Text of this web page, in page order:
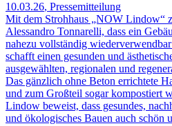
10.03.26, Pressemitteilung
Mit dem Strohhaus „NOW Lindow“
Alessandro Tonnarelli, dass ein
nahezu vollständig
schafft einen gesunden und
ausgewählten, regionalen und
Das gänzlich ohne Beton errichtete
und zum Großteil sogar kompostiert
Lindow beweist, dass gesundes,
und ökologisches Bauen auch schön